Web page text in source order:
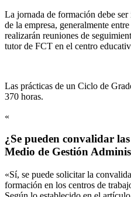
La jornada de formación debe
de la empresa, generalmente
realizarán reuniones de
tutor de FCT en el centro
Las prácticas de un Ciclo de
370 horas.
«
¿Se pueden convalidar
Medio de Gestión
«Sí, se puede solicitar la
formación en los centros de